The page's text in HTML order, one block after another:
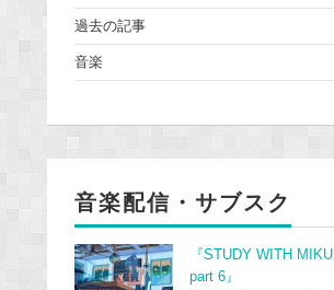
過去の記事
音楽
音楽配信・サブスク
『STUDY WITH MIKU
part 6』